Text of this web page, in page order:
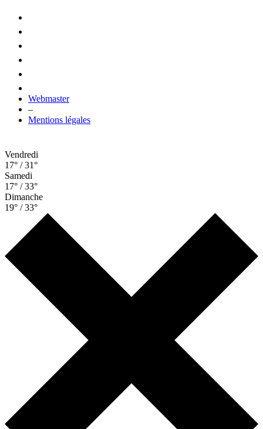
Webmaster
–
Mentions légales
Vendredi
17° / 31°
Samedi
17° / 33°
Dimanche
19° / 33°